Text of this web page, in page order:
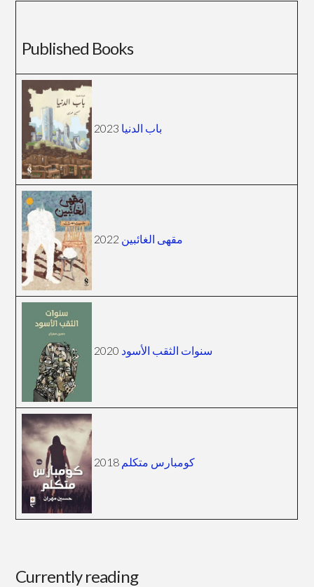
Published Books
باب الدنيا
مقهى الغائبين
سنوات الثقب الأسود
كومبارس متكلم
Currently reading